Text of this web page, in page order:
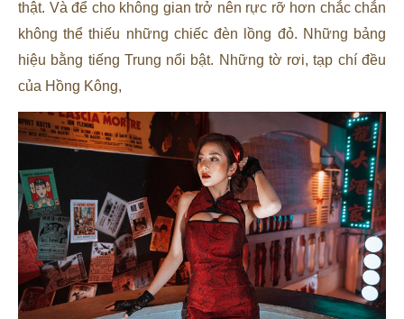
thật. Và để cho không gian trở nên rực rỡ hơn chắc chắn
không thể thiếu những chiếc đèn lồng đỏ. Những bảng
hiệu bằng tiếng Trung nổi bật. Những tờ rơi, tạp chí đều
của Hồng Kông,